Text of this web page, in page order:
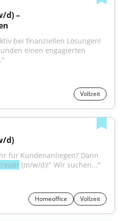
d) –
bei finanziellen Lösungen!
Vollzeit
d)
für Kundenanliegen? Dann
(m/w/d)!" Wir suchen..."
Homeoffice Vollzeit